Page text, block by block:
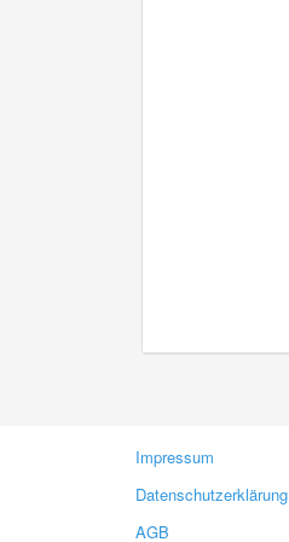
Impressum
Datenschutzerklärung
AGB